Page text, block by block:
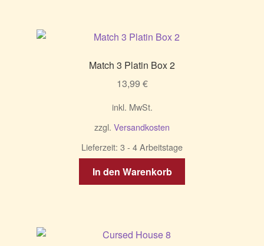
Match 3 Platin Box 2
13,99 €
inkl. MwSt.
zzgl. Versandkosten
Lieferzeit: 3 - 4 Arbeitstage
In den Warenkorb